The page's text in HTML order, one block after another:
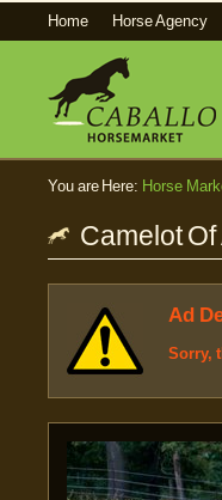
Home Horse Agency
You are Here: Horse
Camelot
Ad
Sorry,